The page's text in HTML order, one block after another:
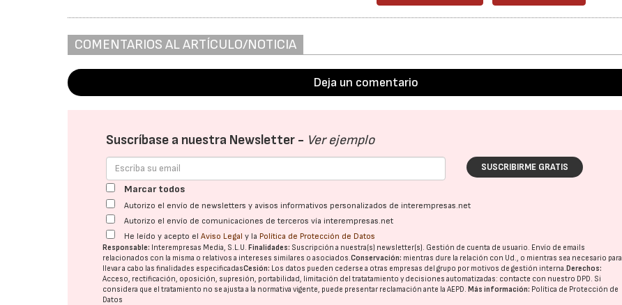
COMENTARIOS AL ARTÍCULO/NOTICIA
Deja un comentario
Suscríbase a nuestra Newsletter - Ver ejemplo
SUSCRIBIRME GRATIS
Marcar todos
Autorizo el envío de newsletters y avisos informativos personalizados de interempresas.net
Autorizo el envío de comunicaciones de terceros vía interempresas.net
He leído y acepto elAviso Legal y la Política de Protección de Datos
Responsable: Interempresas Media, S.L.U.Finalidades: Suscripción a nuestra(s) newsletter(s). Gestión de cuenta de usuario. Envío de emails
relacionados con la misma o relativos a intereses similares o asociados.Conservación: mientras dure la relación con Ud., o mientras sea necesario para
llevar a cabo las finalidades especificadasCesión: Los datos pueden cederse a otras empresas del grupo por motivos de gestión interna.Derechos:
Acceso, rectificación, oposición, supresión, portabilidad, limitación del tratatamiento y decisiones automatizadas: contacte con nuestro DPD. Si
considera que el tratamiento no se ajusta a la normativa vigente, puede presentar reclamación ante laAEPD.Más información: Política de Protección de
Datos